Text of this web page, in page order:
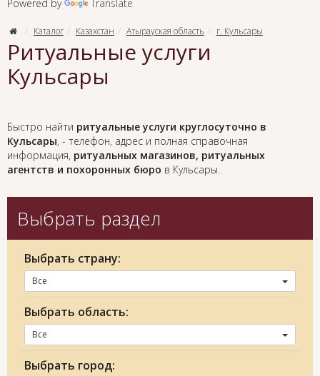
Powered by Translate
Каталог Казахстан Атырауская область г. Кульсары
Ритуальные услуги
Кульсары
Быстро найти ритуальные услуги круглосуточно в
Кульсары, - телефон, адрес и полная справочная
информация, ритуальных магазинов, ритуальных
агентств и похоронных бюро в Кульсары.
Выбрать раздел
Выбрать страну:
Все
Выбрать область:
Все
Выбрать город: